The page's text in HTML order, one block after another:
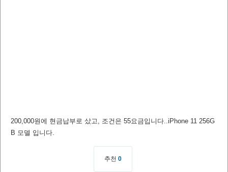
200,000원에 현금납부로 샀고, 조건은 55요금입니다..iPhone 11 256G
B 모델 입니다.
추천 0